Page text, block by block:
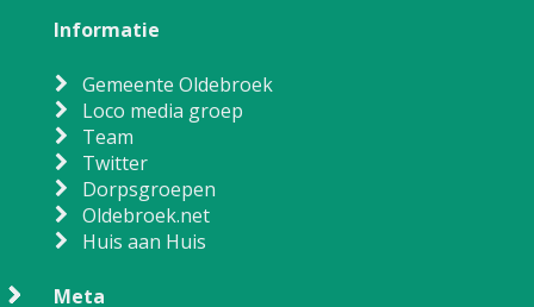
Informatie
Gemeente Oldebroek
Loco media groep
Team
Twitter
Dorpsgroepen
Oldebroek.net
Huis aan Huis
Meta